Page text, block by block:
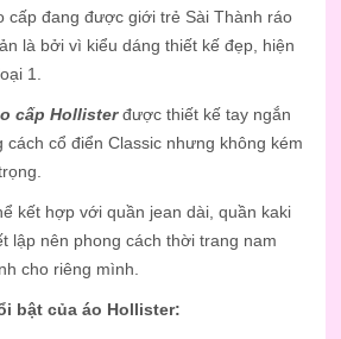
cấp đang được giới trẻ Sài Thành ráo
là bởi vì kiểu dáng thiết kế đẹp, hiện
1.
cấp Hollisterđược thiết kế tay ngắn
cách cổ điển Classic nhưng không kém
kết hợp với quần jean dài, quần kaki
lập nên phong cách thời trang nam
cho riêng mình.
bật của áo Hollister: